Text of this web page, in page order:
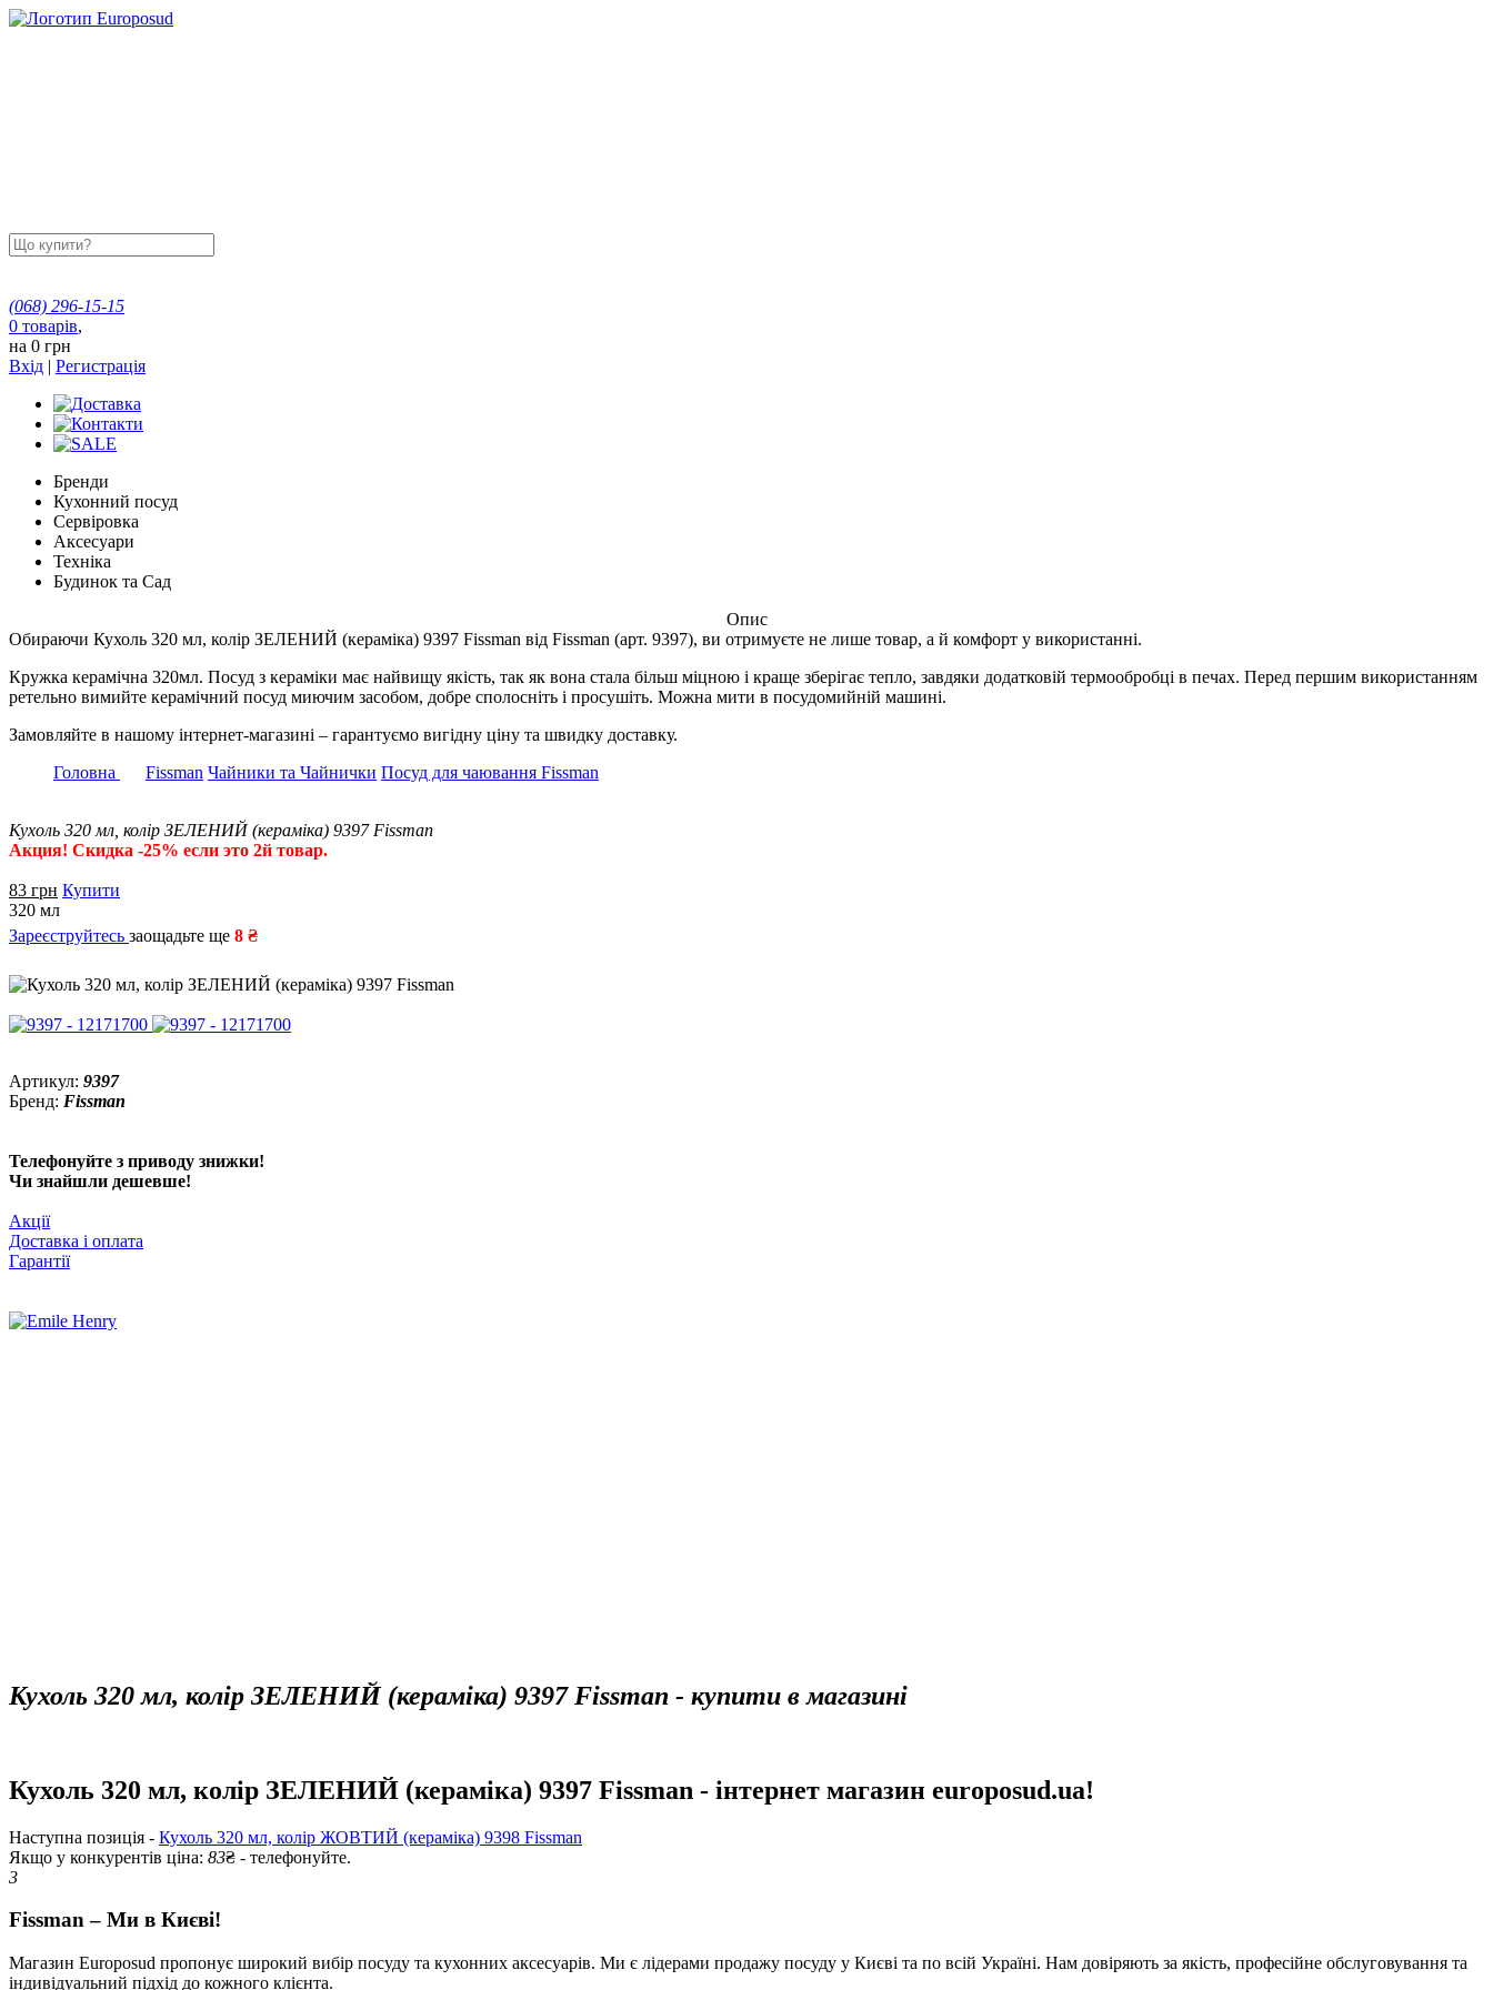
(068) 296-15-15
0 товарів,
на 0 грн
Вхід | Регистрація
Бренди
Кухонний посуд
Сервіровка
Аксесуари
Техніка
Будинок та Сад
Опис
Обираючи Кухоль 320 мл, колір ЗЕЛЕНИЙ (кераміка) 9397 Fissman від Fissman (арт. 9397), ви отримуєте не лише товар, а й комфорт у використанні.
Кружка керамічна 320мл. Посуд з кераміки має найвищу якість, так як вона стала більш міцною і краще зберігає тепло, завдяки додатковій термообробці в печах. Перед першим використанням
ретельно вимийте керамічний посуд миючим засобом, добре сполосніть і просушіть. Можна мити в посудомийній машині.
Замовляйте в нашому інтернет-магазині – гарантуємо вигідну ціну та швидку доставку.
Головна
Fissman Чайники та Чайнички Посуд для чаювання Fissman
Кухоль 320 мл, колір ЗЕЛЕНИЙ (кераміка) 9397 Fissman
Акция! Скидка -25% если это 2й товар.
83 грн Купити
320 мл
Зареєструйтесь заощадьте ще 8 ₴
Артикул: 9397
Бренд: Fissman
Телефонуйте з приводу знижки!
Чи знайшли дешевше!
Акції
Доставка і оплата
Гарантії
Кухоль 320 мл, колір ЗЕЛЕНИЙ (кераміка) 9397 Fissman - купити в магазині
Кухоль 320 мл, колір ЗЕЛЕНИЙ (кераміка) 9397 Fissman - інтернет магазин europosud.ua!
Наступна позиція - Кухоль 320 мл, колір ЖОВТИЙ (кераміка) 9398 Fissman
Якщо у конкурентів ціна: 83₴ - телефонуйте.
3
Fissman – Ми в Києві!
Магазин Europosud пропонує широкий вибір посуду та кухонних аксесуарів. Ми є лідерами продажу посуду у Києві та по всій Україні. Нам довіряють за якість, професійне обслуговування та
індивідуальний підхід до кожного клієнта.